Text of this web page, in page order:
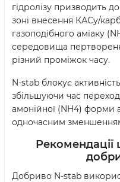
гідролізу призводить
зоні внесення КАСу/
газоподібного аміаку
середовища
різний проміжок часу.
N-stab блокує
збільшуючи час
амонійної (NH4) форми
одночасним
Рекомендації
Добриво N-stab